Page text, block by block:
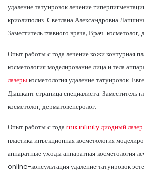
удаление татуировок лечение
криолиполиз. Светлана Александровна
Заместитель главного врача, Врач-косметолог,
Опыт работы с года лечение кожи контурная
косметология моделирование лица и тела
лазерыкосметология удаление татуировок.
Дышкант страница специалиста. Заместитель
косметолог, дерматовенеролог.
Опыт работы с годаmix infinity диодный лазер
пластика инъекционная косметология
аппаратные уходы аппаратная косметология
online-консультация удаление татуировок